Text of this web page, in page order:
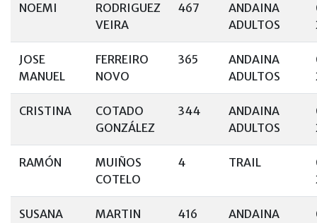
NOEMI
RODRIGUEZ
VEIRA
467
ANDAINA
ADULTOS
JOSE
MANUEL
FERREIRO
NOVO
365
ANDAINA
ADULTOS
CRISTINA
COTADO
GONZÁLEZ
344
ANDAINA
ADULTOS
RAMÓN
MUIÑOS
COTELO
4 TRAIL
SUSANA
MARTIN
416
ANDAINA